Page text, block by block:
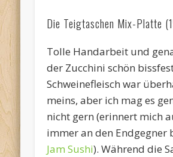
Die Teigtaschen Mix-Platte
Tolle Handarbeit und
der Zucchini schön
Schweinefleisch war
meins, aber ich mag es
nicht gern (erinnert mich
immer an den Endgegner
Jam Sushi). Während die